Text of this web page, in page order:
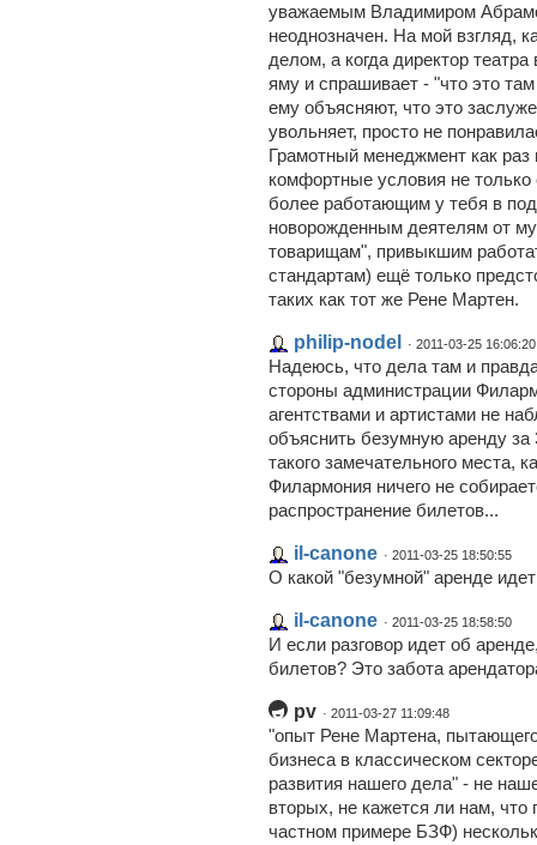
уважаемым Владимиром
неоднозначен. На мой взгляд,
делом, а когда директор
яму и спрашивает - "что это
ему объясняют, что это
увольняет, просто не
Грамотный менеджмент как раз
комфортные условия не
более работающим у тебя в
новорожденным деятелям от
товарищам", привыкшим
стандартам) ещё только
таких как тот же Рене Мартен.
philip-nodel · 2011-03-25 16:06:20
Надеюсь, что дела там и
стороны администрации
агентствами и артистами не
объяснить безумную аренду за
такого замечательного места,
Филармония ничего не
распространение билетов...
il-canone · 2011-03-25 18:50:55
О какой "безумной" аренде
il-canone · 2011-03-25 18:58:50
И если разговор идет об
билетов? Это забота
pv · 2011-03-27 11:09:48
"опыт Рене Мартена,
бизнеса в классическом
развития нашего дела" - не
вторых, не кажется ли нам, что
частном примере БЗФ)